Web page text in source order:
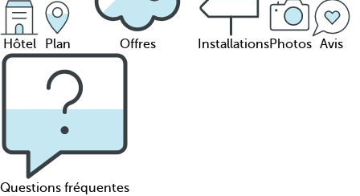
Hôtel Plan Offres InstallationsPhotos Avis
Questions fréquentes